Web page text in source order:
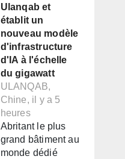
Ulanqab et
établit un
nouveau modèle
d'infrastructure
d'IA à l'échelle
du gigawatt
ULANQAB,
Chine, il y a 5
heures
Abritant le plus
grand bâtiment au
monde dédié